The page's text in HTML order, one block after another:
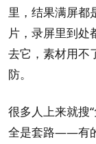
里，结果满屏都
片，录屏里到处
去它，素材用不
防。
很多人上来就搜
全是套路——有